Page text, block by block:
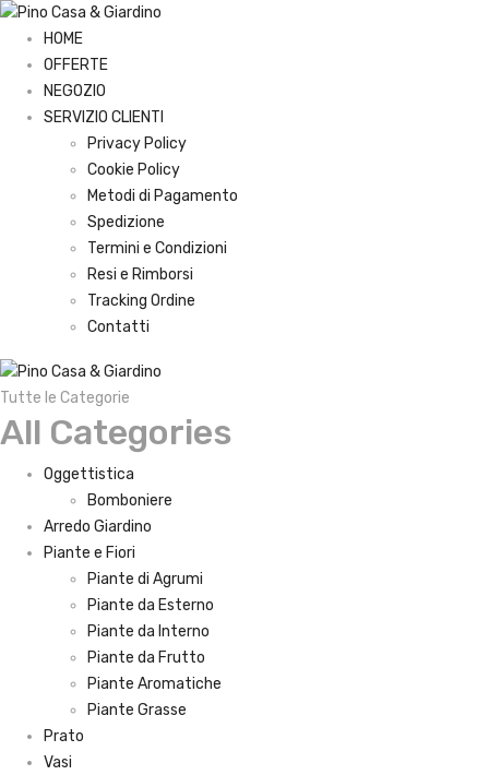
HOME
OFFERTE
NEGOZIO
SERVIZIO CLIENTI
Privacy Policy
Cookie Policy
Metodi di Pagamento
Spedizione
Termini e Condizioni
Resi e Rimborsi
Tracking Ordine
Contatti
Tutte le Categorie
All Categories
Oggettistica
Bomboniere
Arredo Giardino
Piante e Fiori
Piante di Agrumi
Piante da Esterno
Piante da Interno
Piante da Frutto
Piante Aromatiche
Piante Grasse
Prato
Vasi